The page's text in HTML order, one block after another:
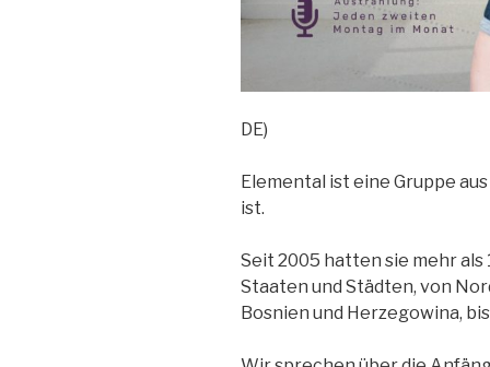
DE)
Elemental ist eine Gruppe
ist.
Seit 2005 hatten sie mehr
Staaten und Städten, von
Bosnien und Herzegowina,